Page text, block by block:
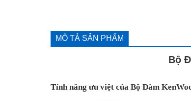
MÔ TẢ SẢN PHẨM
Bộ
Tính năng ưu việt của Bộ Đàm